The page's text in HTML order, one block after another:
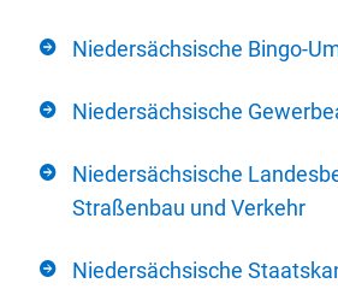
Niedersächsische Bingo-
Niedersächsische
Niedersächsische
Straßenbau und Verkehr
Niedersächsische